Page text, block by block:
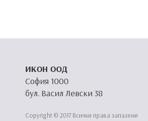
ИКОН ООД
София 1000
бул. Васил Левски 38
Copyright © 2017 Всички права запазени